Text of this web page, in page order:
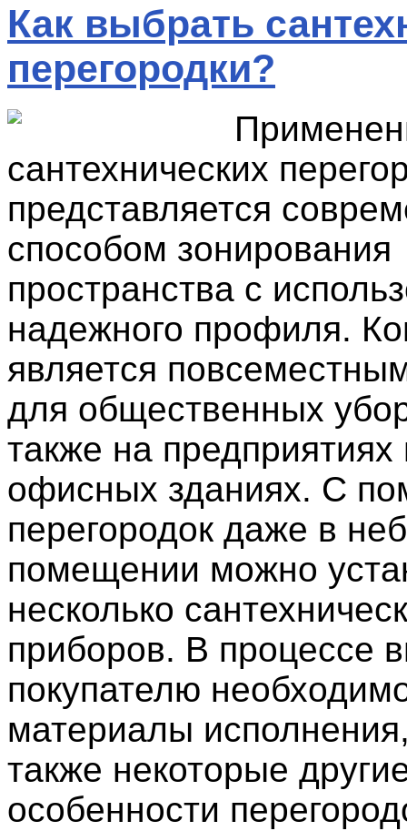
Как выбрать
перегородки?
сантехнических
представляется
способом зонирования
пространства с
надежного профиля.
является
для общественных
также на предприятиях
офисных зданиях. С
перегородок даже в
помещении можно
несколько
приборов. В процессе
покупателю
материалы
также некоторые
особенности